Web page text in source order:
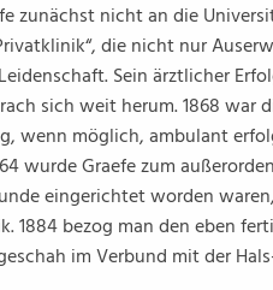
zunächst nicht an die
die nicht nur
Sein ärztlicher
sich weit herum. 1868 war
wenn möglich, ambulant
wurde Graefe zum
eingerichtet worden
1884 bezog man den eben
im Verbund mit der